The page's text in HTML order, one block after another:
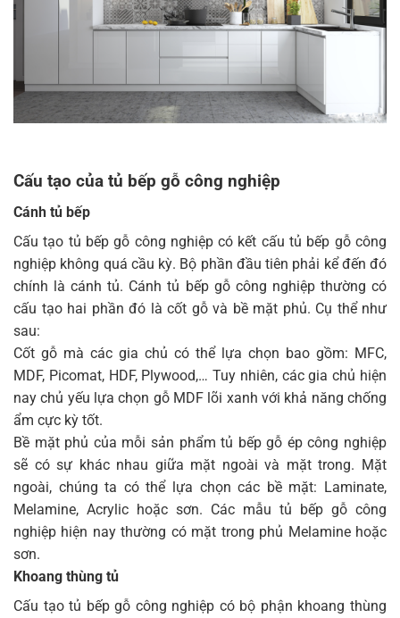
Cấu tạo của tủ bếp gỗ công nghiệp
Cánh tủ bếp
Cấu tạo tủ bếp gỗ công nghiệp có kết cấu tủ bếp gỗ công
nghiệp không quá cầu kỳ. Bộ phần đầu tiên phải kể đến đó
chính là cánh tủ. Cánh tủ bếp gỗ công nghiệp thường có
cấu tạo hai phần đó là cốt gỗ và bề mặt phủ. Cụ thể như
sau:
Cốt gỗ mà các gia chủ có thể lựa chọn bao gồm: MFC,
MDF, Picomat, HDF, Plywood,… Tuy nhiên, các gia chủ hiện
nay chủ yếu lựa chọn gỗ MDF lõi xanh với khả năng chống
ẩm cực kỳ tốt.
Bề mặt phủ của mỗi sản phẩm tủ bếp gỗ ép công nghiệp
sẽ có sự khác nhau giữa mặt ngoài và mặt trong. Mặt
ngoài, chúng ta có thể lựa chọn các bề mặt: Laminate,
Melamine, Acrylic hoặc sơn. Các mẫu tủ bếp gỗ công
nghiệp hiện nay thường có mặt trong phủ Melamine hoặc
sơn.
Khoang thùng tủ
Cấu tạo tủ bếp gỗ công nghiệp có bộ phận khoang thùng